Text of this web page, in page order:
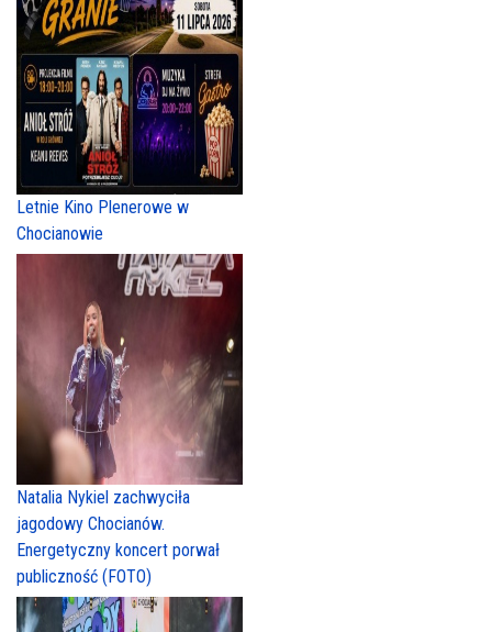
Letnie Kino Plenerowe w
Chocianowie
Natalia Nykiel zachwyciła
jagodowy Chocianów.
Energetyczny koncert porwał
publiczność (FOTO)